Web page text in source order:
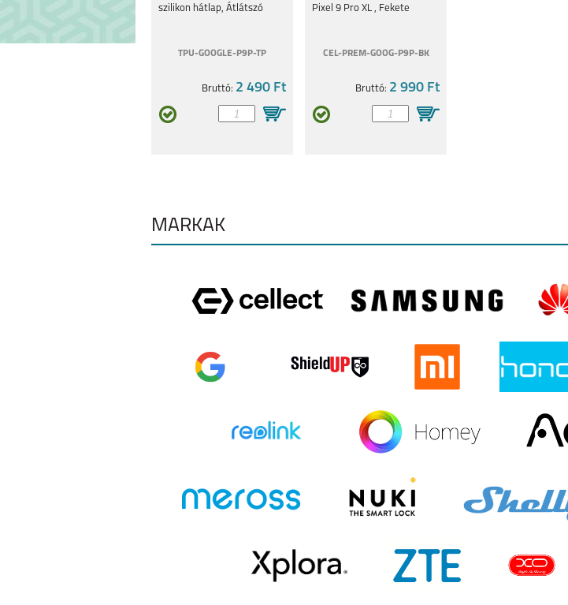
szilikon hátlap, Átlátszó
TPU-GOOGLE-P9P-TP
Bruttó: 2 490 Ft
Pixel 9 Pro XL , Fekete
CEL-PREM-GOOG-P9P-BK
Bruttó: 2 990 Ft
MÁRKÁK